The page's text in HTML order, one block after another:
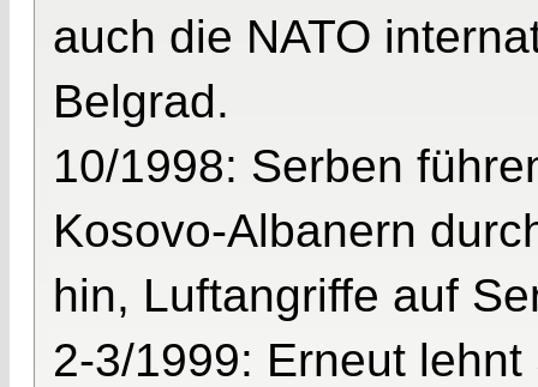
auch die NATO
Belgrad.
10/1998: Serben
Kosovo-Albanern
hin, Luftangriffe auf
2-3/1999: Erneut